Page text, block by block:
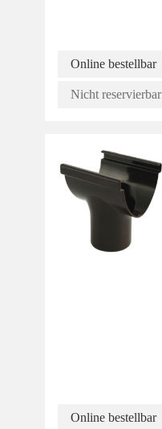
Online bestellbar
Nicht reservierbar
Online bestellbar